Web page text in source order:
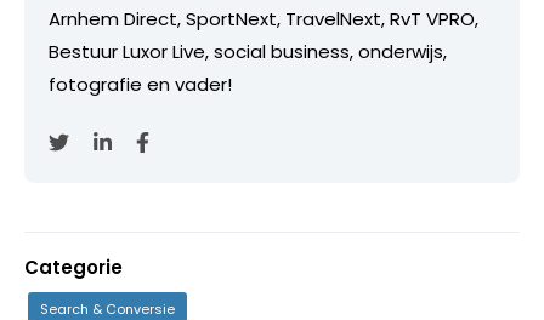
Arnhem Direct, SportNext, TravelNext, RvT VPRO,
Bestuur Luxor Live, social business, onderwijs,
fotografie en vader!
Categorie
Search & Conversie